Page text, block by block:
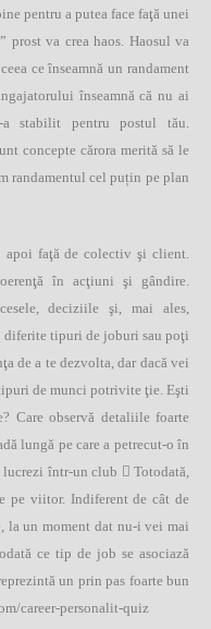
pentru a putea face faţă unei
prost va crea haos. Haosul va
ce înseamnă un randament
înseamnă că nu ai
stabilit pentru postul tău.
concepte cărora merită să le
randamentul cel puțin pe plan
faţă de colectiv şi client.
în acţiuni şi gândire.
deciziile şi, mai ales,
diferite tipuri de joburi sau poţi
de a te dezvolta, dar dacă vei
de munci potrivite ţie. Eşti
Care observă detaliile foarte
lungă pe care a petrecut-o în
lucrezi într-un club  Totodată,
pe viitor. Indiferent de cât de
la un moment dat nu-i vei mai
ce tip de job se asociază
un prin pas foarte bun
career-personalit-quiz